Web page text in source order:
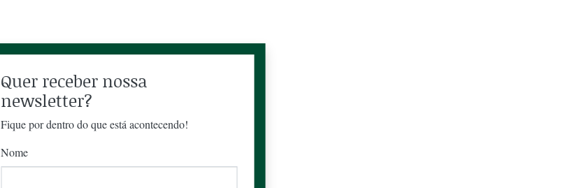
Quer receber nossa
newsletter?
Fique por dentro do que está acontecendo!
Nome